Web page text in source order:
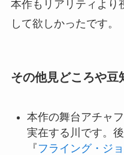
本作もリアリティより
して欲しかったです。
その他見どころや豆
本作の舞台アチャ
実在する川です。
『 フライング・ジ